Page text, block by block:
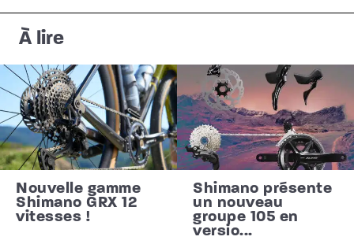
À lire
Nouvelle gamme
Shimano GRX 12
vitesses !
Shimano présente
un nouveau
groupe 105 en
versio...